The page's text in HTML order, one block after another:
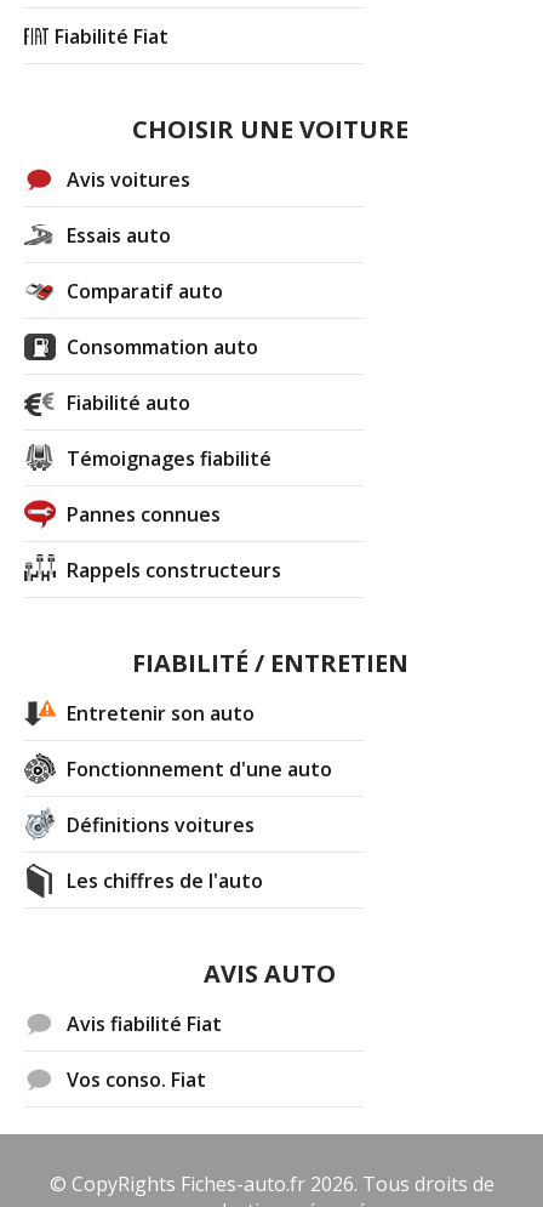
Fiabilité Fiat
CHOISIR UNE VOITURE
Avis voitures
Essais auto
Comparatif auto
Consommation auto
Fiabilité auto
Témoignages fiabilité
Pannes connues
Rappels constructeurs
FIABILITÉ / ENTRETIEN
Entretenir son auto
Fonctionnement d'une auto
Définitions voitures
Les chiffres de l'auto
AVIS AUTO
Avis fiabilité Fiat
Vos conso. Fiat
© CopyRights Fiches-auto.fr 2026. Tous droits de